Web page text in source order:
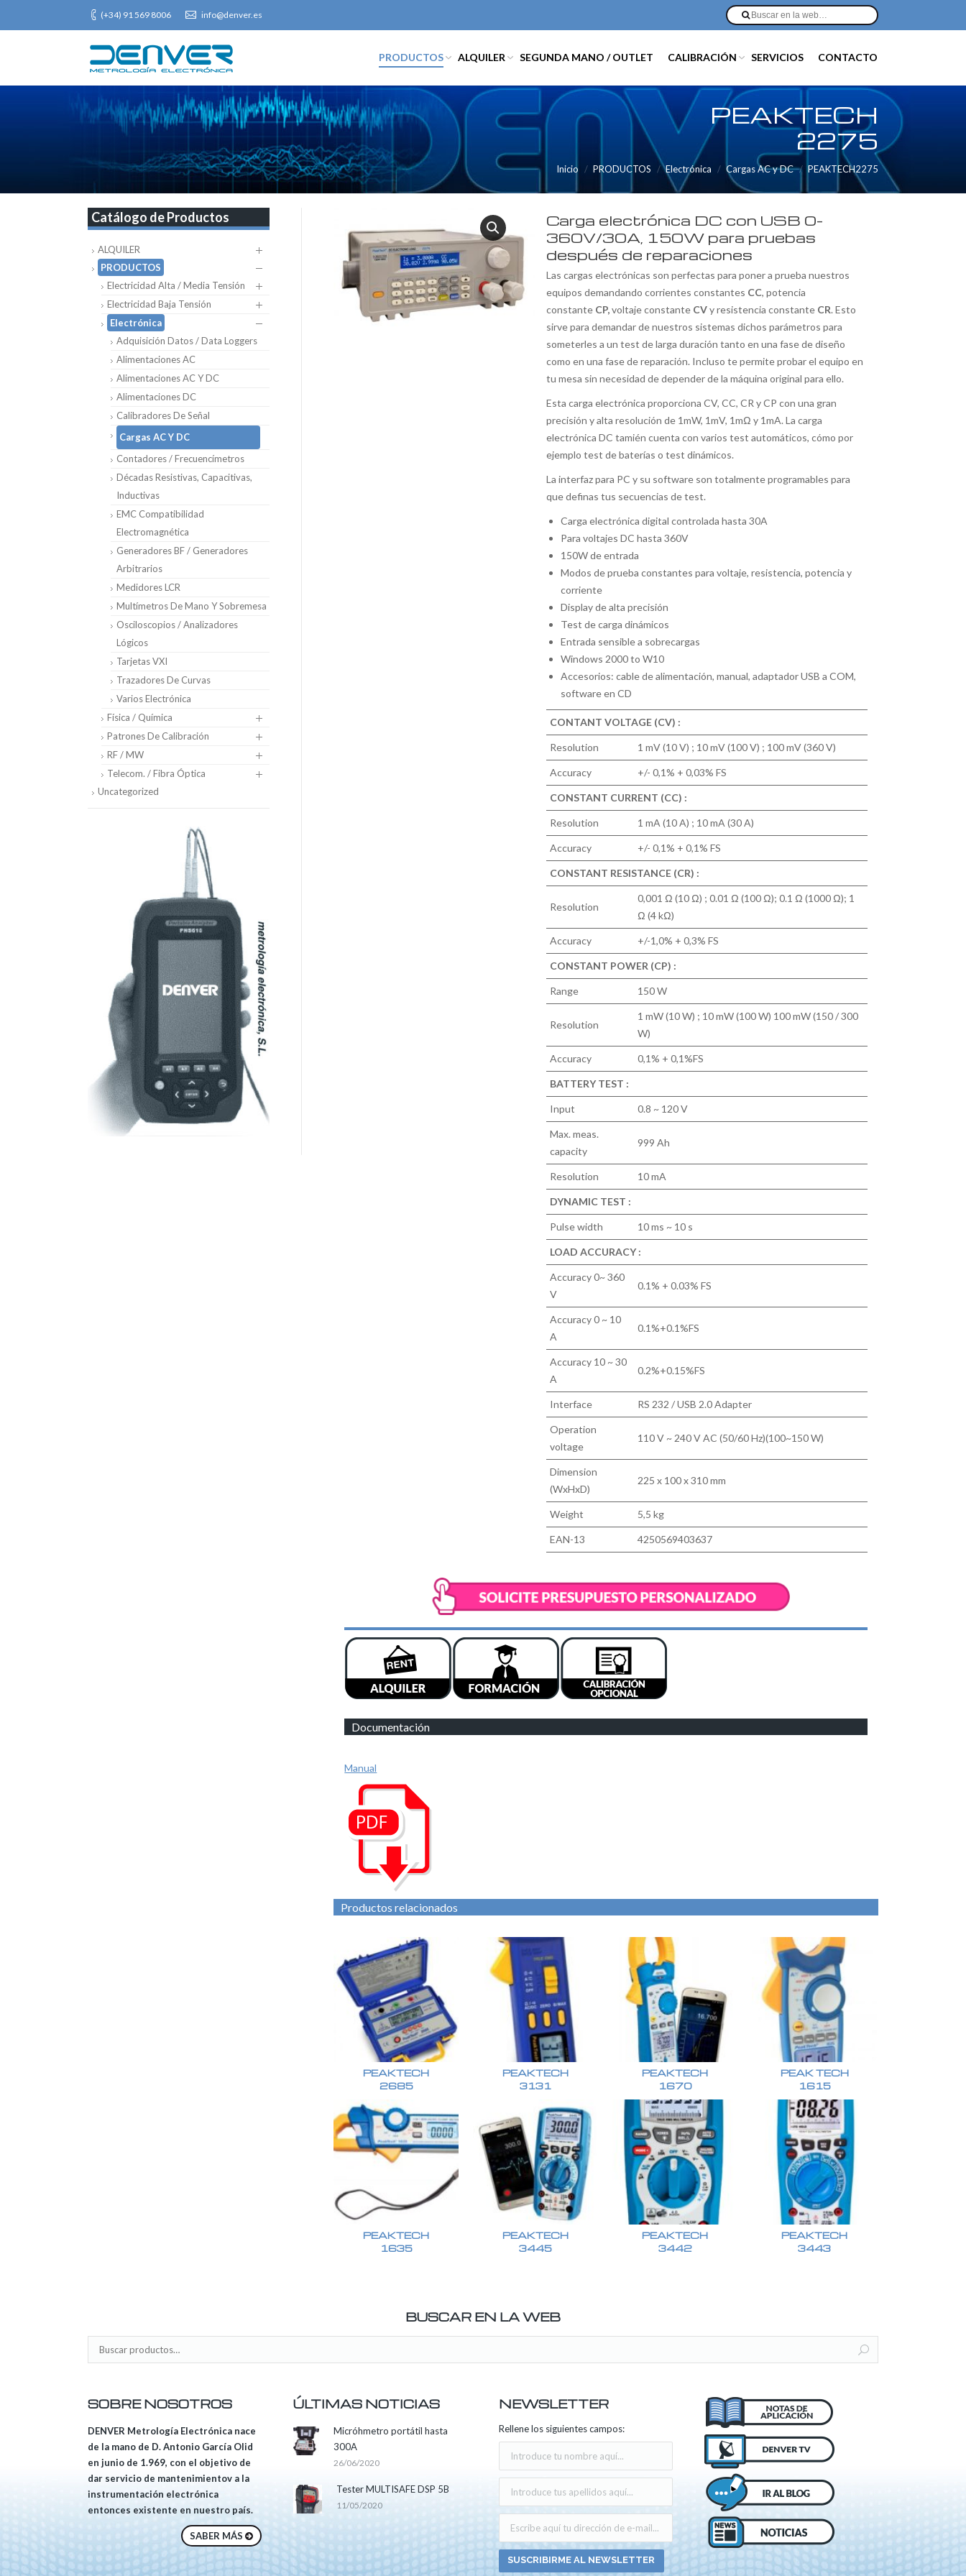
(+34) 91 569 8006 info@denver.es
PRODUCTOS ALQUILER SEGUNDA MANO / OUTLET CALIBRACIÓN SERVICIOS CONTACTO
PEAKTECH
2275
Inicio PRODUCTOS Electrónica Cargas AC y DC PEAKTECH2275
Carga electrónica DC con USB 0-
360V/30A, 150W para pruebas
después de reparaciones
Las cargas electrónicas son perfectas para poner a prueba nuestros
equipos demandando corrientes constantes CC, potencia
constante CP,voltaje constante CVy resistencia constante CR. Esto
sirve para demandar de nuestros sistemas dichos parámetros para
someterles a un test de larga duración tanto en una fase de diseño
como en una fase de reparación. Incluso te permite probar el equipo en
tu mesa sin necesidad de depender de la máquina original para ello.
Esta carga electrónica proporciona CV, CC, CR y CP con una gran
precisión y alta resolución de 1mW, 1mV, 1mΩ y 1mA. La carga
electrónica DC tamién cuenta con varios test automáticos, cómo por
ejemplo test de baterías o test dinámicos.
La interfaz para PC y su software son totalmente programables para
que definas tus secuencias de test.
Carga electrónica digital controlada hasta 30A
Para voltajes DC hasta 360V
150W de entrada
Modos de prueba constantes para voltaje, resistencia, potencia y
corriente
Display de alta precisión
Test de carga dinámicos
Entrada sensible a sobrecargas
Windows 2000 to W10
Accesorios: cable de alimentación, manual, adaptador USB a COM,
software en CD
CONTANT VOLTAGE (CV) :
Resolution 1 mV (10 V) ; 10 mV (100 V) ; 100 mV (360 V)
Accuracy +/- 0,1% + 0,03% FS
CONSTANT CURRENT (CC) :
Resolution 1 mA (10 A) ; 10 mA (30 A)
Accuracy +/- 0,1% + 0,1% FS
CONSTANT RESISTANCE (CR) :
Resolution
0,001 Ω (10 Ω) ; 0.01 Ω (100 Ω); 0.1 Ω (1000 Ω); 1
Ω (4 kΩ)
Accuracy +/-1,0% + 0,3% FS
CONSTANT POWER (CP) :
Range 150 W
Resolution
1 mW (10 W) ; 10 mW (100 W) 100 mW (150 / 300
W)
Accuracy 0,1% + 0,1%FS
BATTERY TEST :
Input 0.8 ~ 120 V
Max. meas.
capacity
999 Ah
Resolution 10 mA
DYNAMIC TEST :
Pulse width 10 ms ~ 10 s
LOAD ACCURACY :
Accuracy 0~ 360
V
0.1% + 0.03% FS
Accuracy 0 ~ 10
A
0.1%+0.1%FS
Accuracy 10 ~ 30
A
0.2%+0.15%FS
Interface RS 232 / USB 2.0 Adapter
Operation
voltage
110 V ~ 240 V AC (50/60 Hz)(100~150 W)
Dimension
(WxHxD)
225 x 100 x 310 mm
Weight 5,5 kg
EAN-13 4250569403637
Documentación
Manual
Productos relacionados
PEAKTECH
2685
PEAKTECH
3131
PEAKTECH
1670
PEAK TECH
1615
PEAKTECH
1635
PEAKTECH
3445
PEAKTECH
3442
PEAKTECH
3443
Catálogo de Productos
ALQUILER
PRODUCTOS
Electricidad Alta / Media Tensión
Electricidad Baja Tensión
Electrónica
Adquisición Datos / Data Loggers
Alimentaciones AC
Alimentaciones AC Y DC
Alimentaciones DC
Calibradores De Señal
Cargas AC Y DC
Contadores / Frecuencímetros
Décadas Resistivas, Capacitivas,
Inductivas
EMC Compatibilidad
Electromagnética
Generadores BF / Generadores
Arbitrarios
Medidores LCR
Multímetros De Mano Y Sobremesa
Osciloscopios / Analizadores
Lógicos
Tarjetas VXI
Trazadores De Curvas
Varios Electrónica
Física / Química
Patrones De Calibración
RF / MW
Telecom. / Fibra Óptica
Uncategorized
BUSCAR EN LA WEB
SOBRE NOSOTROS
DENVER Metrología Electrónica nace
de la mano de D. Antonio García Olid
en junio de 1.969, con el objetivo de
dar servicio de mantenimientov a la
instrumentación electrónica
entonces existente en nuestro país.
SABER MÁS
ÚLTIMAS NOTICIAS
Micróhmetro portátil hasta
300A
26/06/2020
Tester MULTISAFE DSP 5B
11/05/2020
NEWSLETTER
Rellene los siguientes campos: